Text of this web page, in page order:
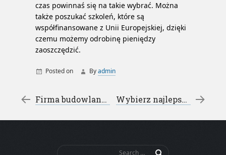
czas powinnaś się na takie wybrać. Można
także poszukać szkoleń, które są
współfinansowane z Unii Europejskiej, dzięki
czemu możemy odrobinę pieniędzy
zaoszczędzić.
Posted on Byadmin
Post navigation
←
Firma budowlana – dlaczego warto zatrudniać specjalistów Wybierz najlepszą pizzęrię w miejscowości Łomża
Search